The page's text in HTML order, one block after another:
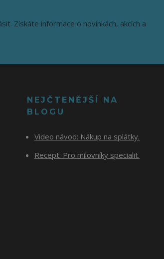
Získáte informace o novinkách, akcích a
NEJČTENĚJŠÍ NA
BLOGU
Video návod: Nákup na splátky.
Recept: Pro milovníky specialit.